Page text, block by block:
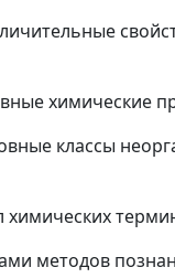
химические
классы
методов